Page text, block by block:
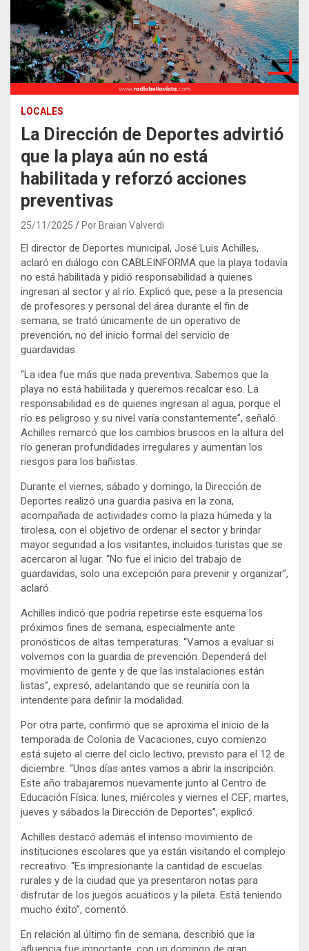
LOCALES
La Dirección de Deportes advirtió
que la playa aún no está
habilitada y reforzó acciones
preventivas
25/11/2025 Por Braian Valverdi
El director de Deportes municipal, José Luis Achilles,
aclaró en diálogo con CABLEINFORMA que la playa todavía
no está habilitada y pidió responsabilidad a quienes
ingresan al sector y al río. Explicó que, pese a la presencia
de profesores y personal del área durante el fin de
semana, se trató únicamente de un operativo de
prevención, no del inicio formal del servicio de
guardavidas.
“La idea fue más que nada preventiva. Sabemos que la
playa no está habilitada y queremos recalcar eso. La
responsabilidad es de quienes ingresan al agua, porque el
río es peligroso y su nivel varía constantemente”, señaló.
Achilles remarcó que los cambios bruscos en la altura del
río generan profundidades irregulares y aumentan los
riesgos para los bañistas.
Durante el viernes, sábado y domingo, la Dirección de
Deportes realizó una guardia pasiva en la zona,
acompañada de actividades como la plaza húmeda y la
tirolesa, con el objetivo de ordenar el sector y brindar
mayor seguridad a los visitantes, incluidos turistas que se
acercaron al lugar. “No fue el inicio del trabajo de
guardavidas, solo una excepción para prevenir y organizar”,
aclaró.
Achilles indicó que podría repetirse este esquema los
próximos fines de semana, especialmente ante
pronósticos de altas temperaturas. “Vamos a evaluar si
volvemos con la guardia de prevención. Dependerá del
movimiento de gente y de que las instalaciones están
listas”, expresó, adelantando que se reuniría con la
intendente para definir la modalidad.
Por otra parte, confirmó que se aproxima el inicio de la
temporada de Colonia de Vacaciones, cuyo comienzo
está sujeto al cierre del ciclo lectivo, previsto para el 12 de
diciembre. “Unos días antes vamos a abrir la inscripción.
Este año trabajaremos nuevamente junto al Centro de
Educación Física: lunes, miércoles y viernes el CEF; martes,
jueves y sábados la Dirección de Deportes”, explicó.
Achilles destacó además el intenso movimiento de
instituciones escolares que ya están visitando el complejo
recreativo. “Es impresionante la cantidad de escuelas
rurales y de la ciudad que ya presentaron notas para
disfrutar de los juegos acuáticos y la pileta. Está teniendo
mucho éxito”, comentó.
En relación al último fin de semana, describió que la